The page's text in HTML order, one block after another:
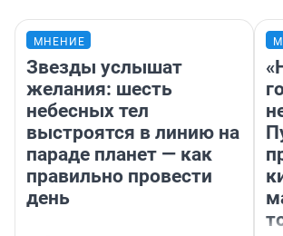
МНЕНИЕ
Звезды услышат
желания: шесть
небесных тел
выстроятся в линию на
параде планет — как
правильно провести
день